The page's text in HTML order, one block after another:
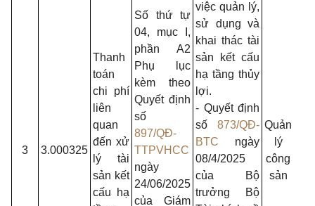
3 3.000325
Thanh
toán
chi phí
liên
quan
đến xử
lý tài
sản kết
cấu hạ
Số thứ tự
04, mục I,
phần A2
Phụ lục
kèm theo
Quyết định
số
897/QĐ-
TTPVHCC
ngày
24/06/2025
của Giám
việc quản lý,
sử dụng và
khai thác tài
sản kết cấu
hạ tầng thủy
lợi.
- Quyết định
số 873/QĐ-
BTC ngày
08/4/2025
của Bộ
trưởng Bộ
Quản
lý
công
sản